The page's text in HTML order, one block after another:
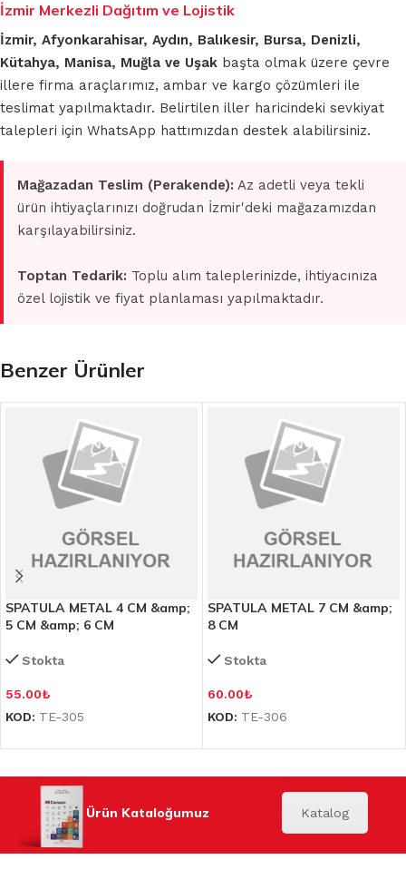
İzmir Merkezli Dağıtım ve Lojistik
İzmir, Afyonkarahisar, Aydın, Balıkesir, Bursa, Denizli,
Kütahya, Manisa, Muğla ve Uşak başta olmak üzere çevre
illere firma araçlarımız, ambar ve kargo çözümleri ile
teslimat yapılmaktadır. Belirtilen iller haricindeki sevkiyat
talepleri için WhatsApp hattımızdan destek alabilirsiniz.
Mağazadan Teslim (Perakende): Az adetli veya tekli
ürün ihtiyaçlarınızı doğrudan İzmir'deki mağazamızdan
karşılayabilirsiniz.
Toptan Tedarik: Toplu alım taleplerinizde, ihtiyacınıza
özel lojistik ve fiyat planlaması yapılmaktadır.
Benzer Ürünler
SPATULA METAL 4 CM &amp;
5 CM &amp; 6 CM
Stokta
55.00₺
KOD: TE-305
SPATULA METAL 7 CM &amp;
8 CM
Stokta
60.00₺
KOD: TE-306
Ürün Kataloğumuz Katalog